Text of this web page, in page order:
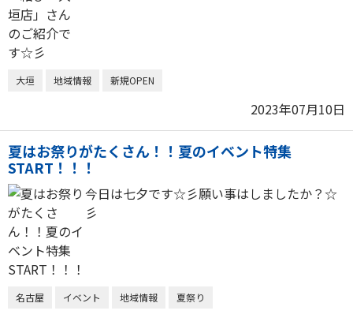
大垣 地域情報 新規OPEN
2023年07月10日
夏はお祭りがたくさん！！夏のイベント特集
START！！！
今日は七夕です☆彡願い事はしましたか？☆
彡
名古屋 イベント 地域情報 夏祭り